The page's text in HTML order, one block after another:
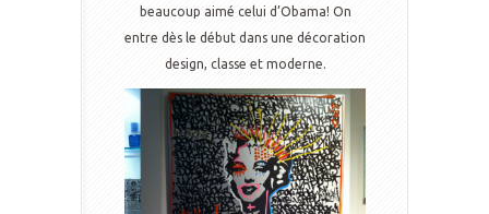
beaucoup aimé celui d’Obama! On
entre dès le début dans une décoration
design, classe et moderne.